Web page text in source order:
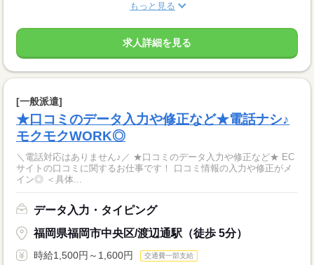
もっと見る
求人詳細を見る
[一般派遣]
★口コミのデータ入力や修正など★電話ナシ♪
モクモクWORK◎
＼電話対応はありません♪／ ★口コミのデータ入力や修正など★ EC
サイトの口コミに関するお仕事です！ 口コミ情報の入力や修正がメ
イン◎ ＜具体...
データ入力・タイピング
福岡県福岡市中央区/渡辺通駅（徒歩 5分）
時給1,500円～1,600円 交通費一部支給